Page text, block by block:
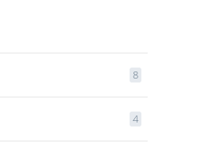
8
4